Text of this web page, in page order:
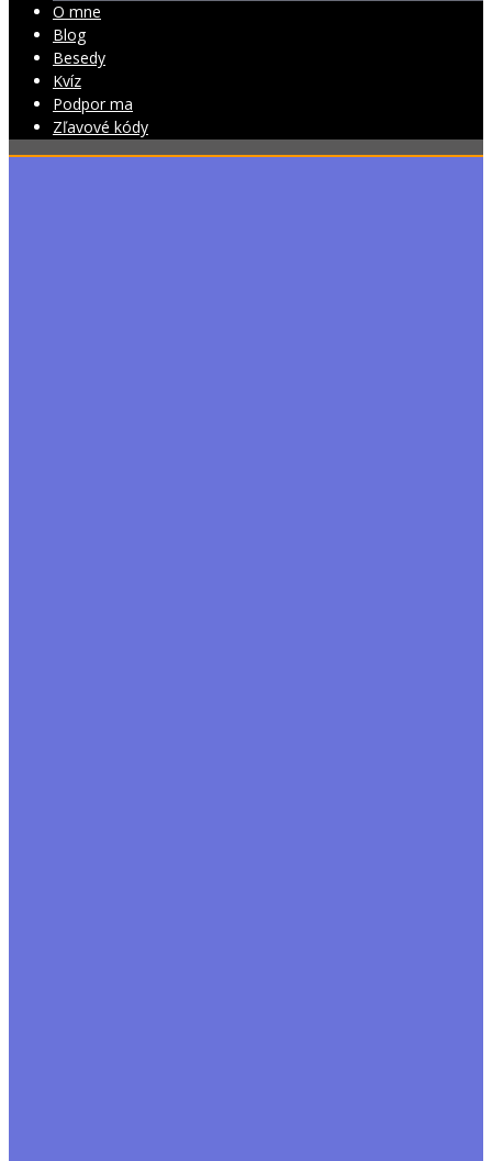
O mne
Blog
Besedy
Kvíz
Podpor ma
Zľavové kódy